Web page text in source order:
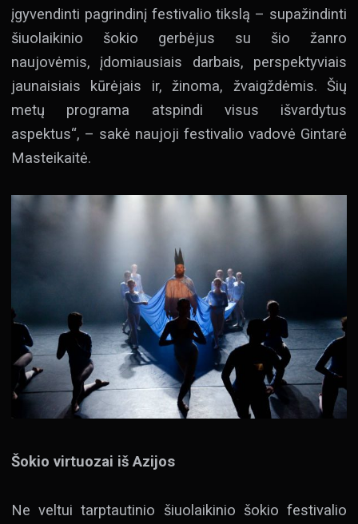
įgyvendinti pagrindinį festivalio tikslą – supažindinti
šiuolaikinio šokio gerbėjus su šio žanro
naujovėmis, įdomiausiais darbais, perspektyviais
jaunaisiais kūrėjais ir, žinoma, žvaigždėmis. Šių
metų programa atspindi visus išvardytus
aspektus“, – sakė naujoji festivalio vadovė Gintarė
Masteikaitė.
Šokio virtuozai iš Azijos
Ne veltui tarptautinio šiuolaikinio šokio festivalio